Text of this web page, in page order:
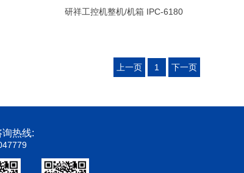
研祥工控机整机/机箱 IPC-6180
上一页 1 下一页
询热线: